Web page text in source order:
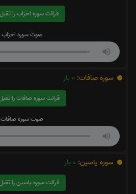
قرائت سوره احزاب را تقبل میکنم
صوت سوره احزاب
سوره صافات: 0 بار
قرائت سوره صافات را تقبل میکنم
صوت سوره صافات
سوره یاسین: 0 بار
قرائت سوره یاسین را تقبل میکنم